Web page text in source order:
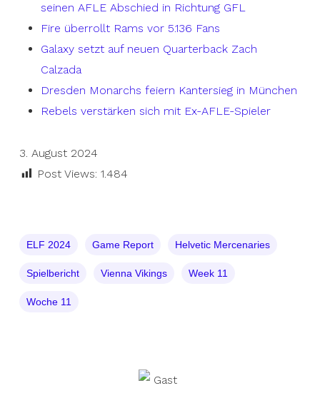
seinen AFLE Abschied in Richtung GFL
Fire überrollt Rams vor 5.136 Fans
Galaxy setzt auf neuen Quarterback Zach
Calzada
Dresden Monarchs feiern Kantersieg in München
Rebels verstärken sich mit Ex-AFLE-Spieler
3. August 2024
Post Views: 1.484
ELF 2024 Game Report Helvetic Mercenaries
Spielbericht Vienna Vikings Week 11
Woche 11